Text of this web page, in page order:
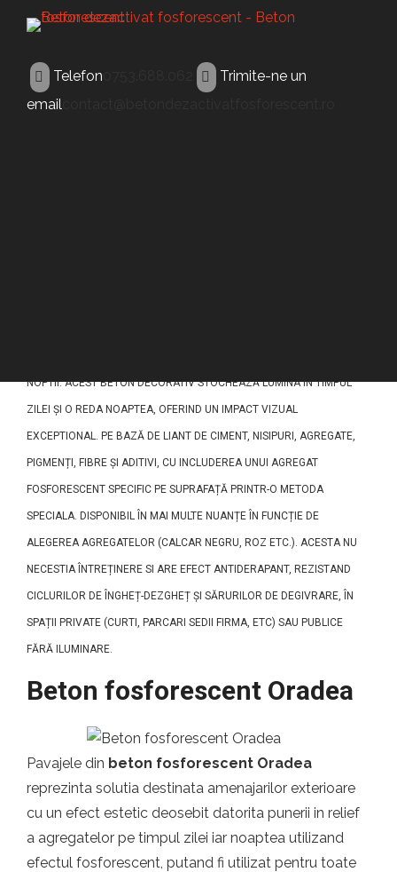
Telefon
Trimite-ne un
email
NOPTII. ACEST BETON DECORATIV STOCHEAZĂ LUMINA ÎN TIMPUL
ZILEI ȘI O REDA NOAPTEA, OFERIND UN IMPACT VIZUAL
EXCEPTIONAL. PE BAZĂ DE LIANT DE CIMENT, NISIPURI, AGREGATE,
PIGMENȚI, FIBRE ȘI ADITIVI, CU INCLUDEREA UNUI AGREGAT
FOSFORESCENT SPECIFIC PE SUPRAFAȚĂ PRINTR-O METODA
SPECIALA. DISPONIBIL ÎN MAI MULTE NUANȚE ÎN FUNCȚIE DE
ALEGEREA AGREGATELOR (CALCAR NEGRU, ROZ ETC.). ACESTA NU
NECESTIA ÎNTREȚINERE SI ARE EFECT ANTIDERAPANT, REZISTAND
CICLURILOR DE ÎNGHEȚ-DEZGHEȚ ȘI SĂRURILOR DE DEGIVRARE, ÎN
SPAȚII PRIVATE (CURTI, PARCARI SEDII FIRMA, ETC) SAU PUBLICE
FĂRĂ ILUMINARE.
Beton fosforescent Oradea
Pavajele din beton fosforescent Oradea
reprezinta solutia destinata amenajarilor exterioare
cu un efect estetic deosebit datorita punerii in relief
a agregatelor pe timpul zilei iar noaptea utilizand
efectul fosforescent, putand fi utilizat pentru toate